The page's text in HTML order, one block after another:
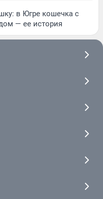
в Югре кошечка с
— ее история